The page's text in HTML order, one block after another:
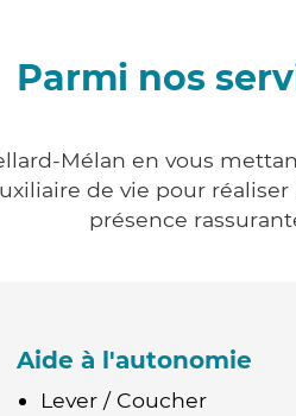
Parmi nos
Mélan en vous
de vie pour
présence
Aide à l'autonomie
Lever / Coucher